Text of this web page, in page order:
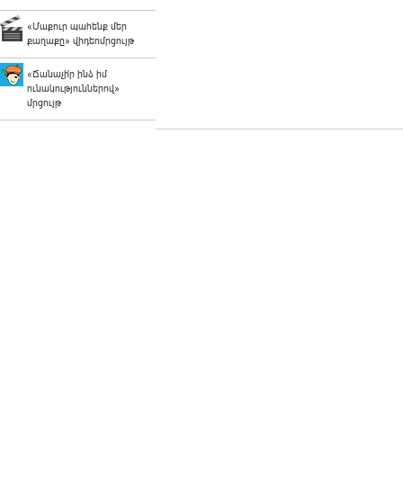
«Մաքուր պահենք մեր
քաղաքը» վիդեոմրցույթ
«Ճանաչի՛ր ինձ իմ
ունակություններով»
մրցույթ